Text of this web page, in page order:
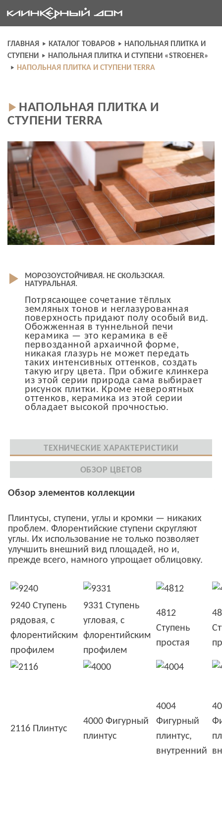
to
content
ГЛАВНАЯ КАТАЛОГ ТОВАРОВ
НАПОЛЬНАЯ ПЛИТКА И
СТУПЕНИ
НАПОЛЬНАЯ ПЛИТКА И СТУПЕНИ «STROEHER»
НАПОЛЬНАЯ ПЛИТКА И СТУПЕНИ TERRA
НАПОЛЬНАЯ ПЛИТКА И
СТУПЕНИ TERRA
МОРОЗОУСТОЙЧИВАЯ. НЕ СКОЛЬЗСКАЯ.
НАТУРАЛЬНАЯ.
Потрясающее сочетание тёплых
земляных тонов и неглазурованная
поверхность придают полу особый вид.
Обожженная в туннельной печи
керамика — это керамика в её
первозданной архаичной форме,
никакая глазурь не может передать
таких интенсивных оттенков, создать
такую игру цвета. При обжиге клинкера
из этой серии природа сама выбирает
рисунок плитки. Кроме невероятных
оттенков, керамика из этой серии
обладает высокой прочностью.
ТЕХНИЧЕСКИЕ ХАРАКТЕРИСТИКИ
ОБЗОР ЦВЕТОВ
Обзор элементов коллекции
Плинтусы, ступени, углы и кромки — никаких
проблем. Флорентийские ступени скругляют
углы. Их использование не только позволяет
улучшить внешний вид площадей, но и,
прежде всего, намного упрощает облицовку.
9240 Ступень
рядовая, с
флорентийским
профилем
9331 Ступень
угловая, с
флорентийским
профилем
4812
Ступень
простая
2116 Плинтус
4000 Фигурный
плинтус
4004
Фигурный
плинтус,
внутренний